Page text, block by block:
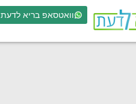
וואטסאפ בריא לדעת